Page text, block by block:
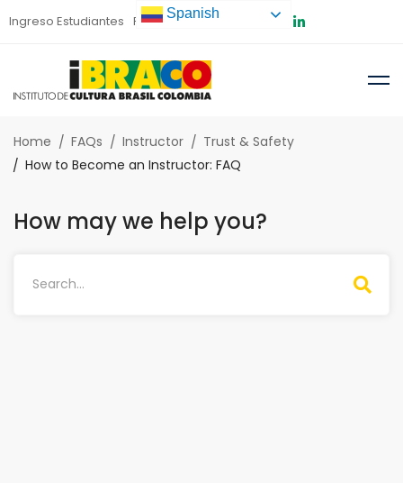
Ingreso Estudiantes Preinscripción
Home FAQs Instructor
Trust & Safety
How to Become an Instructor: FAQ
How may we help you?
Spanish